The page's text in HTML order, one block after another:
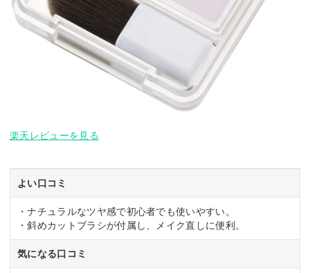
楽天レビューを見る
よい口コミ
・ナチュラルなツヤ感で初心者でも使いやすい。
・斜めカットブラシが付属し、メイク直しに便利。
気になる口コミ